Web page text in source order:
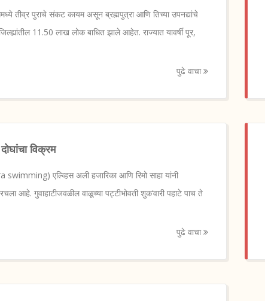
तीव्र पुराचे संकट कायम असून ब्रह्मपुत्रा आणि तिच्या उपनद्यांचे
11.50 लाख लोक बाधित झाले आहेत. राज्यात यावर्षी पूर,
पुढे वाचा
विक्रम
एल्व्हिस अली हजारिका आणि रिमो साहा यांनी
आहे. गुवाहाटीजवळील वाळूच्या पट्टीभोवती शुक‘वारी पहाटे पाच ते
पुढे वाचा